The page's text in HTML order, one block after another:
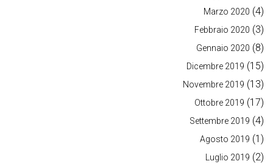
Marzo 2020 (4)
Febbraio 2020 (3)
Gennaio 2020 (8)
Dicembre 2019 (15)
Novembre 2019 (13)
Ottobre 2019 (17)
Settembre 2019 (4)
Agosto 2019 (1)
Luglio 2019 (2)